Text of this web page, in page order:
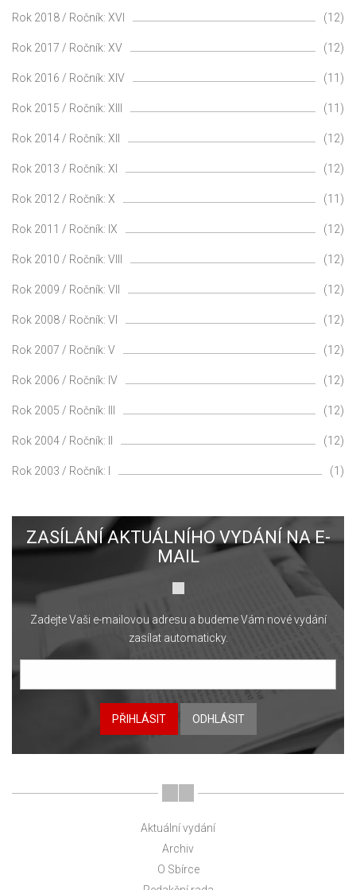
Rok 2018 / Ročník: XVI (12)
Rok 2017 / Ročník: XV (12)
Rok 2016 / Ročník: XIV (11)
Rok 2015 / Ročník: XIII (11)
Rok 2014 / Ročník: XII (12)
Rok 2013 / Ročník: XI (12)
Rok 2012 / Ročník: X (11)
Rok 2011 / Ročník: IX (12)
Rok 2010 / Ročník: VIII (12)
Rok 2009 / Ročník: VII (12)
Rok 2008 / Ročník: VI (12)
Rok 2007 / Ročník: V (12)
Rok 2006 / Ročník: IV (12)
Rok 2005 / Ročník: III (12)
Rok 2004 / Ročník: II (12)
Rok 2003 / Ročník: I (1)
ZASÍLÁNÍ AKTUÁLNÍHO VYDÁNÍ NA E-
MAIL
Zadejte Vaši e-mailovou adresu a budeme Vám nové vydání
zasílat automaticky.
PŘIHLÁSIT ODHLÁSIT
Aktuální vydání
Archiv
O Sbírce